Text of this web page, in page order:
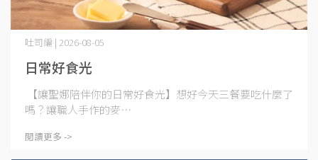
日常好食光
吐司編 | 2026-08-05
【讓聖娜陪伴你的日常好食光】想好今天三餐要吃什麼了
嗎？讓職人手作的麥⋯
閱讀更多 ->